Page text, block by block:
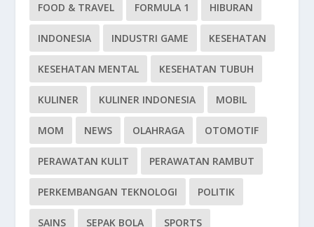
FOOD & TRAVEL FORMULA 1 HIBURAN
INDONESIA INDUSTRI GAME KESEHATAN
KESEHATAN MENTAL KESEHATAN TUBUH
KULINER KULINER INDONESIA MOBIL
MOM NEWS OLAHRAGA OTOMOTIF
PERAWATAN KULIT PERAWATAN RAMBUT
PERKEMBANGAN TEKNOLOGI POLITIK
SAINS SEPAK BOLA SPORTS